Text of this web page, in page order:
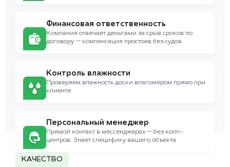
Финансовая ответственность
Компания отвечает деньгами за срыв сроков по
договору — компенсация простоев без судов
Контроль влажности
Проверяем влажность доски влагомером прямо при
клиенте.
Персональный менеджер
Прямой контакт в мессенджерах — без колл-
центров. Знает специфику вашего объекта
КАЧЕСТВО